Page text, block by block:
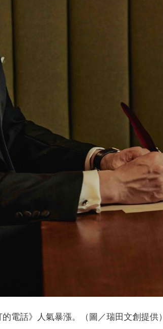
電話》人氣暴漲。（圖／瑞田文創提供）